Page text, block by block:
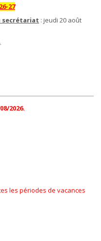
27
secrétariat : jeudi 20 août
2026.
les périodes de vacances